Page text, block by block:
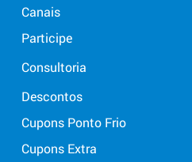
Canais
Participe
Consultoria
Descontos
Cupons Ponto Frio
Cupons Extra